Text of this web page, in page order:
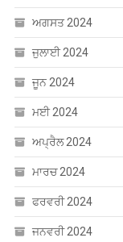
ਅਗਸਤ 2024
ਜੁਲਾਈ 2024
ਜੂਨ 2024
ਮਈ 2024
ਅਪ੍ਰੈਲ 2024
ਮਾਰਚ 2024
ਫਰਵਰੀ 2024
ਜਨਵਰੀ 2024